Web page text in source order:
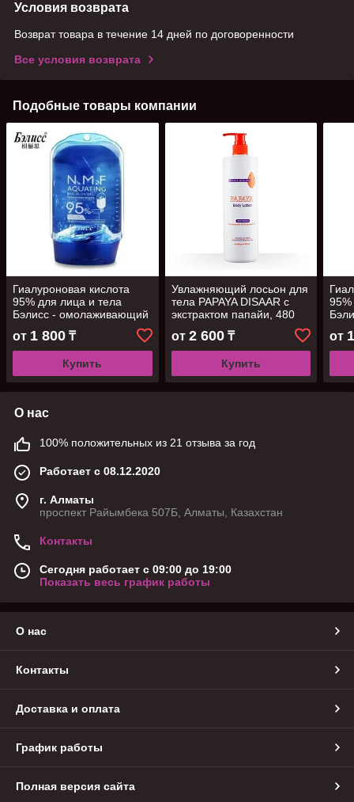
Условия возврата
Возврат товара в течение 14 дней по договоренности
Все условия возврата
Подобные товары компании
Гиалуроновая кислота
95% для лица и тела
Бэлисс - омолаживающий
лифтинг-эффект, 300мл
от 1 800 ₸
Купить
Увлажняющий лосьон для
тела PAPAYA DISAAR с
экстрактом папайи, 480
от 2 600₸
Купить
от
О нас
100% положительных из 21 отзыва за год
Работает с 08.12.2020
г. Алматы
проспект Райымбека 507Б, Алматы, Казахстан
Контакты
Сегодня работает с 09:00 до 19:00
Показать весь график работы
О нас
Контакты
Доставка и оплата
График работы
Полная версия сайта